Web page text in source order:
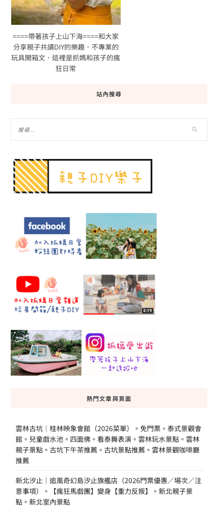
====帶著孩子上山下海====和大家
分享親子共讀DIY的樂趣．不專業的
玩具開箱文．這裡是抓媽和孩子的瘋
狂日常
站內搜尋
熱門文章與頁面
雲林古坑｜桂林映象會館（2026菜單）。免門票。泰式景觀會
館。兒童戲水池。四面佛。看泰舞表演。雲林玩水景點。雲林
親子景點。古坑下午茶推薦。古坑景點推薦。雲林景觀咖啡廳
推薦
新北汐止｜追風奇幻島汐止旗艦店（2026門票優惠／場次／注
意事項）。【瘋狂馬戲團】變身【重力反叛】。新北親子景
點。新北室內景點